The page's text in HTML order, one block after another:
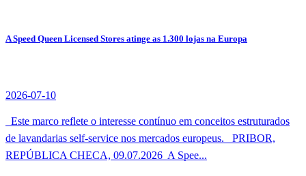
A Speed Queen Licensed Stores atinge as 1.300 lojas na Europa
2026-07-10
Este marco reflete o interesse contínuo em conceitos estruturados
de lavandarias self-service nos mercados europeus. PRIBOR,
REPÚBLICA CHECA, 09.07.2026  A Spee...